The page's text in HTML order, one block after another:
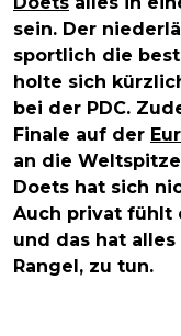
sein. Der
sportlich die
holte sich
bei der PDC.
Finale auf der
an die
Doets hat sich
Auch privat fühlt
und das hat
Rangel, zu tun.